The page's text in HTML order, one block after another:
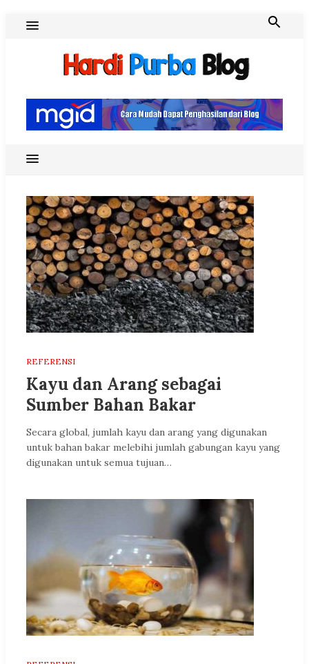
Hardi Purba Blog
REFERENSI
Kayu dan Arang sebagai
Sumber Bahan Bakar
Secara global, jumlah kayu dan arang yang digunakan
untuk bahan bakar melebihi jumlah gabungan kayu yang
digunakan untuk semua tujuan…